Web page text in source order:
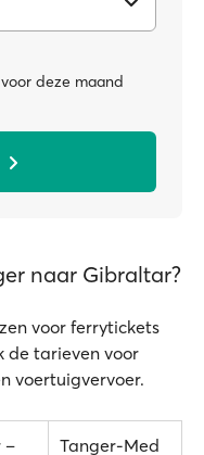
deze maand
naar Gibraltar?
voor ferrytickets
de tarieven voor
voertuigvervoer.
–
Tanger-Med